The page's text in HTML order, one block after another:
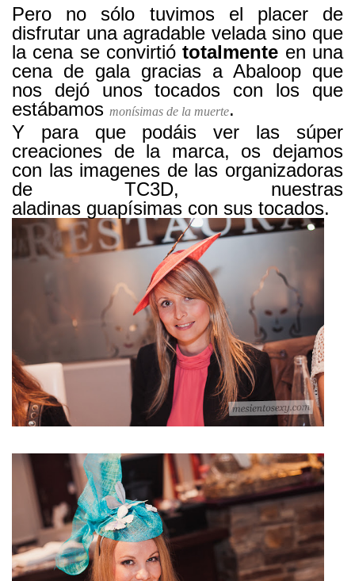
Pero no sólo tuvimos el placer de
disfrutar una agradable velada sino que
la cena se convirtiótotalmente en una
cena de gala gracias a Abaloop que
nos dejó unos tocados con los que
estábamos monísimas de la muerte.
Y para que podáis ver las súper
creaciones de la marca, os dejamos
con las imagenes de las organizadoras
de TC3D, nuestras
aladinas guapísimas con sus tocados.